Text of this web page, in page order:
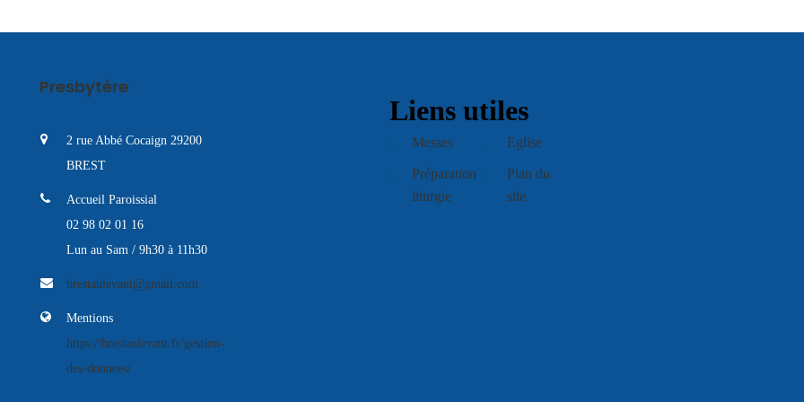
Presbytère
2 rue Abbé Cocaign 29200
BREST
Accueil Paroissial
02 98 02 01 16
Lun au Sam / 9h30 à 11h30
brestaulevant@gmail.com
Mentions
https://brestaulevant.fr/gestion-
des-donnees/
Liens utiles
Messes Eglise
Préparation
liturgie
Plan du
site